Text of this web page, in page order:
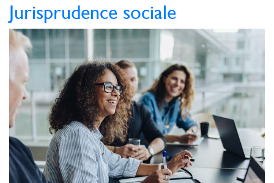
Jurisprudence sociale